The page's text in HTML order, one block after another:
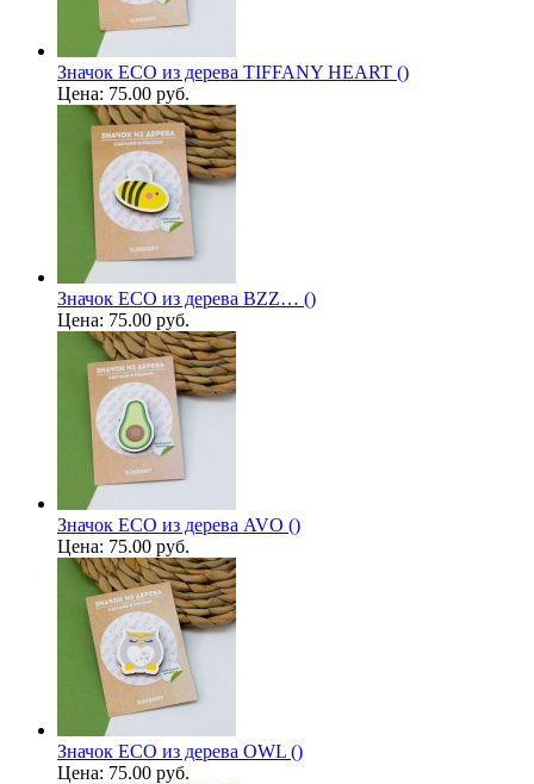
Значок ECO из дерева TIFFANY HEART ()
Цена: 75.00 руб.
Значок ECO из дерева BZZ… ()
Цена: 75.00 руб.
Значок ECO из дерева AVO ()
Цена: 75.00 руб.
Значок ECO из дерева OWL ()
Цена: 75.00 руб.